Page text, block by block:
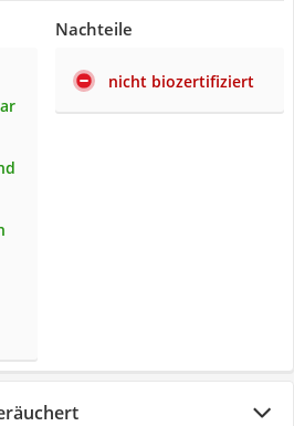
Nachteile
nicht biozertifiziert